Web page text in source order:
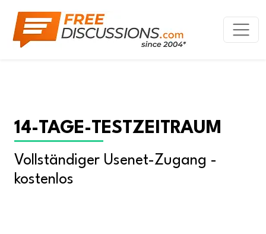
14-TAGE-TESTZEITRAUM
Vollständiger Usenet-Zugang -
kostenlos